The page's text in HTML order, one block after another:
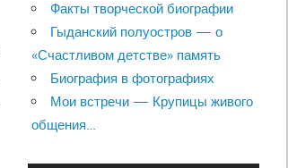
Факты творческой биографии
Гыданский полуостров — о
«Счастливом детстве» память
Биография в фотографиях
Мои встречи — Крупицы живого
общения…